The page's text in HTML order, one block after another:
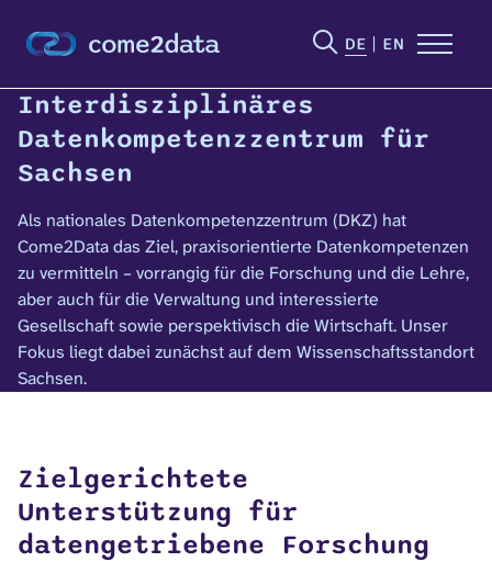
DE EN
Interdisziplinäres
Datenkompetenzzentrum für
Sachsen
Als nationales Datenkompetenzzentrum (DKZ) hat
Come2Data das Ziel, praxisorientierte Datenkompetenzen
zu vermitteln – vorrangig für die Forschung und die Lehre,
aber auch für die Verwaltung und interessierte
Gesellschaft sowie perspektivisch die Wirtschaft. Unser
Fokus liegt dabei zunächst auf dem Wissenschaftsstandort
Sachsen.
Zielgerichtete
Unterstützung für
datengetriebene Forschung